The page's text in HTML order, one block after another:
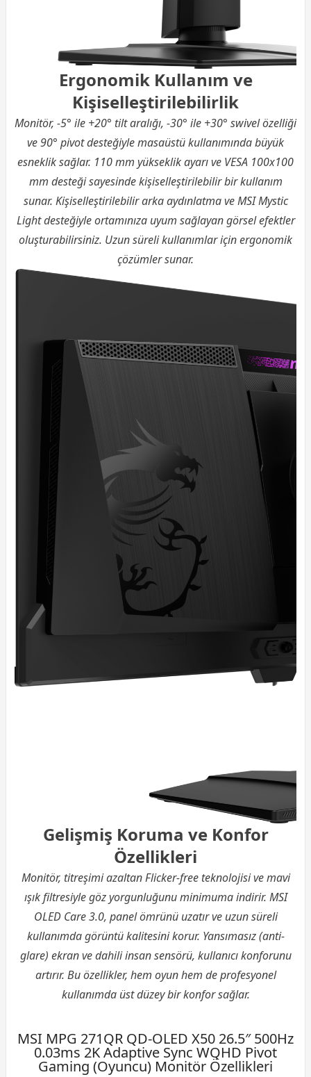
Ergonomik Kullanım ve
Kişiselleştirilebilirlik
Monitör, -5° ile +20° tilt aralığı, -30° ile +30° swivel özelliği
ve 90° pivot desteğiyle masaüstü kullanımında büyük
esneklik sağlar. 110 mm yükseklik ayarı ve VESA 100x100
mm desteği sayesinde kişiselleştirilebilir bir kullanım
sunar. Kişiselleştirilebilir arka aydınlatma ve MSI Mystic
Light desteğiyle ortamınıza uyum sağlayan görsel efektler
oluşturabilirsiniz. Uzun süreli kullanımlar için ergonomik
çözümler sunar.
Gelişmiş Koruma ve Konfor
Özellikleri
Monitör, titreşimi azaltan Flicker-free teknolojisi ve mavi
ışık filtresiyle göz yorgunluğunu minimuma indirir. MSI
OLED Care 3.0, panel ömrünü uzatır ve uzun süreli
kullanımda görüntü kalitesini korur. Yansımasız (anti-
glare) ekran ve dahili insan sensörü, kullanıcı konforunu
artırır. Bu özellikler, hem oyun hem de profesyonel
kullanımda üst düzey bir konfor sağlar.
MSI MPG 271QR QD-OLED X50 26.5″ 500Hz
0.03ms 2K Adaptive Sync WQHD Pivot
Gaming (Oyuncu) Monitör Özellikleri